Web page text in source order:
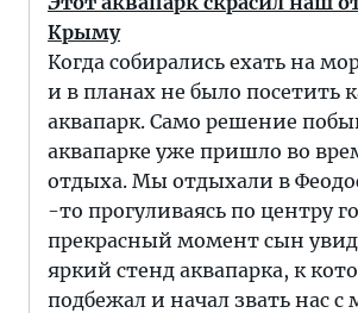
Крыму
Когда собирались ехать на
и в планах не было посетить
аквапарк. Само решение
аквапарке уже пришло во
отдыха. Мы отдыхали в
-то прогуливаясь по центру
прекрасный момент сын
яркий стенд аквапарка, к
подбежал и начал звать нас